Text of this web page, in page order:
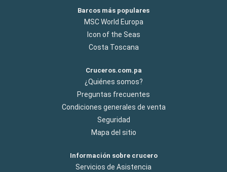
Barcos más populares
MSC World Europa
Icon of the Seas
Costa Toscana
Cruceros.com.pa
¿Quiénes somos?
Preguntas frecuentes
Condiciones generales de venta
Seguridad
Mapa del sitio
Información sobre crucero
Servicios de Asistencia